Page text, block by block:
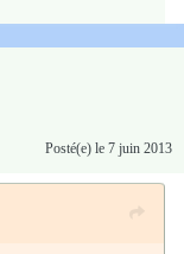
Posté(e) le 7 juin 2013